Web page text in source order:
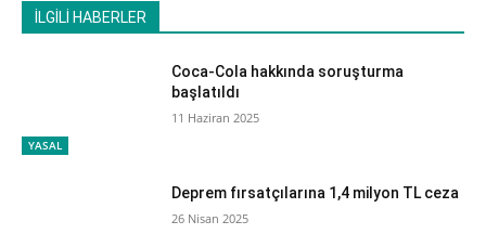
İLGİLİ HABERLER
YASAL
Coca-Cola hakkında soruşturma
başlatıldı
11 Haziran 2025
Deprem fırsatçılarına 1,4 milyon TL ceza
26 Nisan 2025